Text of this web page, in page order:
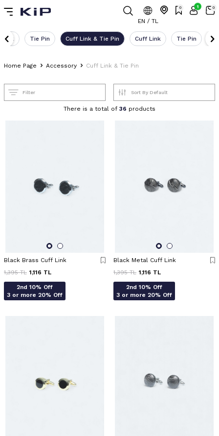
EN / TL
0 1 0
Link Tie Pin Cuff Link & Tie Pin Cuff Link Tie Pin
Home Page Accessory Cuff Link & Tie Pin
Filter
There is a total of 36 products
Black Brass Cuff Link
1,395TL 1,116 TL
2nd 10% Off
3 or more 20% Off
Black Metal Cuff Link
1,395TL 1,116 TL
2nd 10% Off
3 or more 20% Off